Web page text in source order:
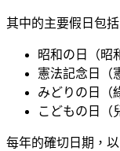
其中的主要假日包括
昭和の日（昭
憲法記念日（
みどりの日（
こどもの日（
每年的確切日期，